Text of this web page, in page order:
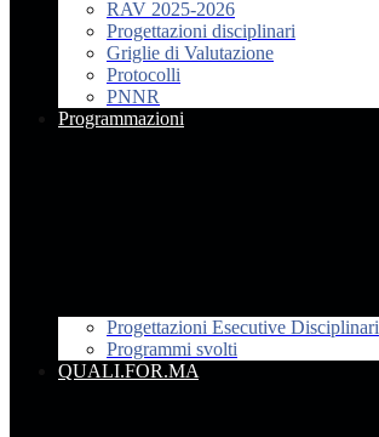
RAV 2025-2026
Progettazioni disciplinari
Griglie di Valutazione
Protocolli
PNNR
Programmazioni
Progettazioni Esecutive Disciplinari
Programmi svolti
QUALI.FOR.MA